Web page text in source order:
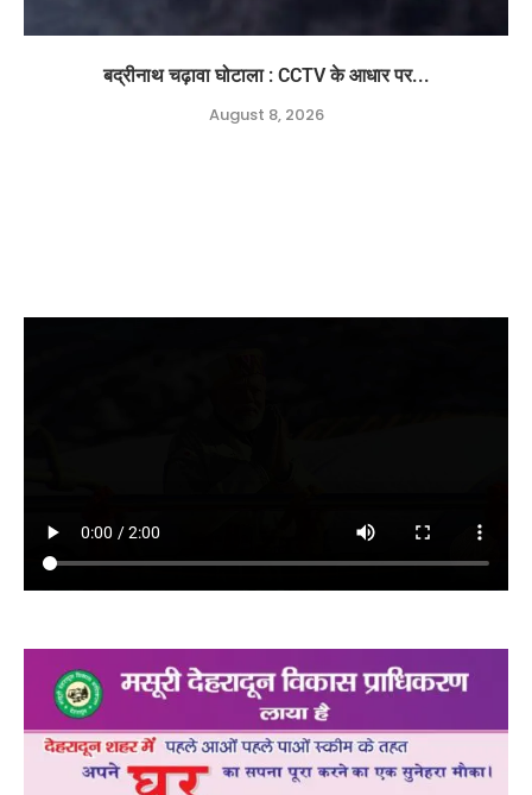
बद्रीनाथ चढ़ावा घोटाला : CCTV के आधार पर...
August 8, 2026